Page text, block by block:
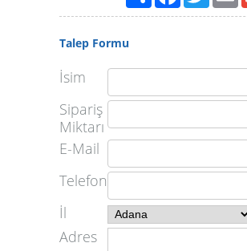
Talep Formu
İsim
Sipariş
Miktarı
E-Mail
Telefon
İl
Adres